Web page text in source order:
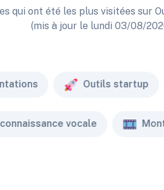
qui ont été les plus visitées sur
(mis à jour le lundi 03/08/
Outils startup
vocale